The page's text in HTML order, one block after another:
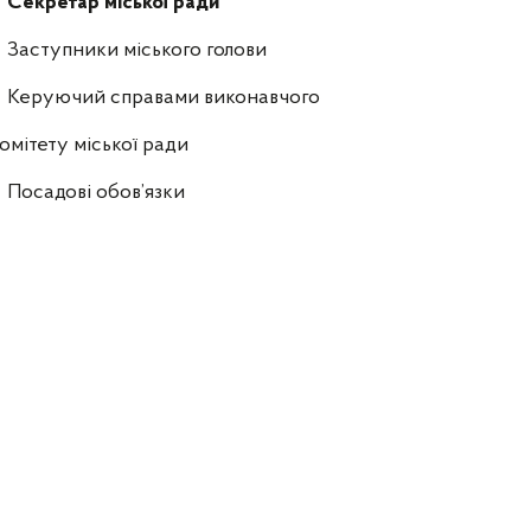
Заступники міського голови
Керуючий справами виконавчого
міської ради
Посадові обов’язки